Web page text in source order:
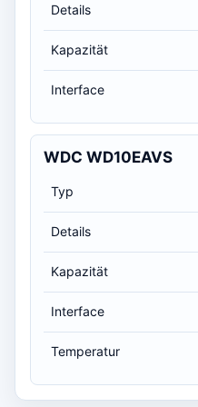
Details
Kapazität
Interface
WDC WD10EAVS
Typ
Details
Kapazität
Interface
Temperatur